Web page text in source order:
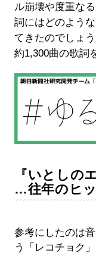
ル崩壊や度重な
詞にはどのよう
てきたのでしょ
約1,300曲の歌詞
『いとしの
…往年のヒ
参考にしたのは
う「レコチョク